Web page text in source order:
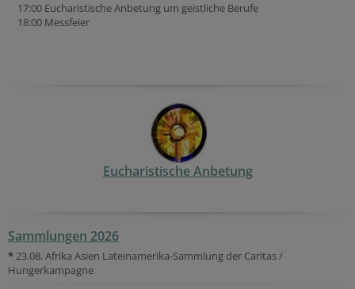
17:00 Eucharistische Anbetung um geistliche Berufe
18:00 Messfeier
Eucharistische Anbetung
Sammlungen 2026
*23.08. Afrika Asien Lateinamerika-Sammlung der Caritas /
Hungerkampagne